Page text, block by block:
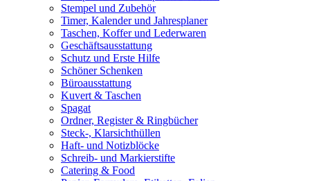
Stempel und Zubehör
Timer, Kalender und Jahresplaner
Taschen, Koffer und Lederwaren
Geschäftsausstattung
Schutz und Erste Hilfe
Schöner Schenken
Büroausstattung
Kuvert & Taschen
Spagat
Ordner, Register & Ringbücher
Steck-, Klarsichthüllen
Haft- und Notizblöcke
Schreib- und Markierstifte
Catering & Food